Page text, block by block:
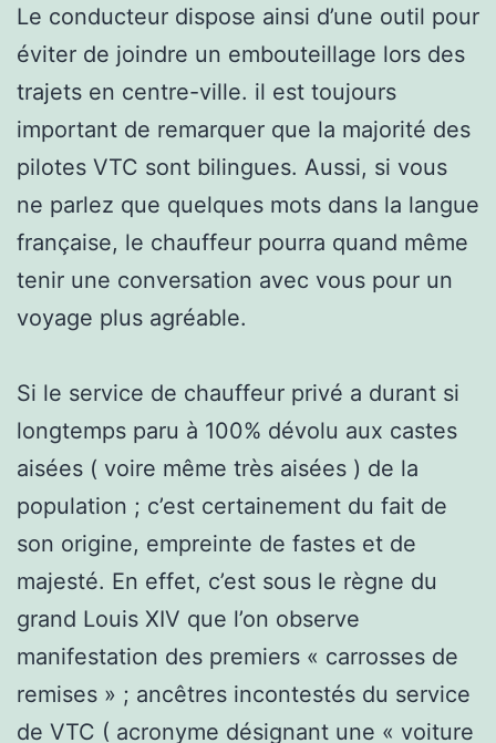
Le conducteur dispose ainsi d’une outil pour
éviter de joindre un embouteillage lors des
trajets en centre-ville. il est toujours
important de remarquer que la majorité des
pilotes VTC sont bilingues. Aussi, si vous
ne parlez que quelques mots dans la langue
française, le chauffeur pourra quand même
tenir une conversation avec vous pour un
voyage plus agréable.
Si le service de chauffeur privé a durant si
longtemps paru à 100% dévolu aux castes
aisées ( voire même très aisées ) de la
population ; c’est certainement du fait de
son origine, empreinte de fastes et de
majesté. En effet, c’est sous le règne du
grand Louis XIV que l’on observe
manifestation des premiers « carrosses de
remises » ; ancêtres incontestés du service
de VTC ( acronyme désignant une « voiture